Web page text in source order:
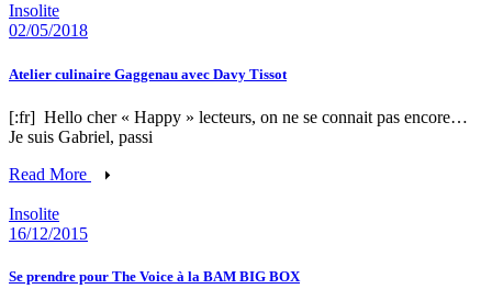
Insolite
02/05/2018
Atelier culinaire Gaggenau avec Davy Tissot
[:fr] Hello cher « Happy » lecteurs, on ne se connait pas encore…
Je suis Gabriel, passi
Read More
Insolite
16/12/2015
Se prendre pour The Voice à la BAM BIG BOX